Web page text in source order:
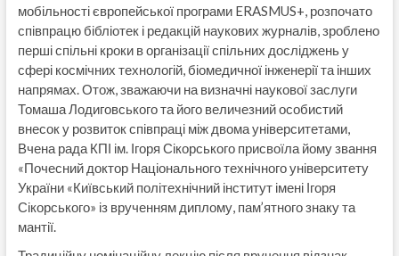
мобільності європейської програми ERASMUS+, розпочато
співпрацю бібліотек і редакцій наукових журналів, зроблено
перші спільні кроки в організації спільних досліджень у
сфері космічних технологій, біомедичної інженерії та інших
напрямах. Отож, зважаючи на визначні наукової заслуги
Томаша Лодиговського та його величезний особистий
внесок у розвиток співпраці між двома університетами,
Вчена рада КПІ ім. Ігоря Сікорського присвоїла йому звання
«Почесний доктор Національного технічного університету
України «Київський політехнічний інститут імені Ігоря
Сікорського» із врученням диплому, пам’ятного знаку та
мантії.